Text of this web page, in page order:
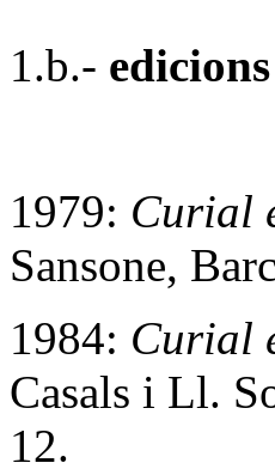
1.b.-
1979: Curial
Sansone,
1984: Curial
Casals i Ll.
12.